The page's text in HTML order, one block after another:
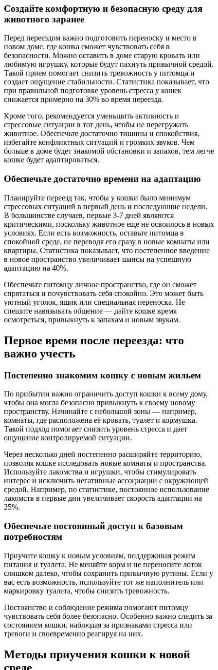
Создайте комфортную и безопасную среду для
животного заранее
Перед переездом важно подготовить переноску и место в
новом доме, где кошка сможет чувствовать себя в
безопасности. Можно оставить в доме старую кровать или
любимую игрушку, которые будут пахнуть привычной средой.
Такой прием помогает снизить тревожность у питомца и
создает ощущение стабильности. Статистика показывает, что
при правильной подготовке уровень стресса у кошек
снижается примерно на 30% во время переезда.
Кроме того, рекомендуется уменьшить активность и
стрессовые ситуации в тот день, чтобы не перегружать
животное. Обеспечьте достаточно тишины и спокойствия,
избегайте конфликтных ситуаций и громких звуков. Чем
больше в доме будет знакомой обстановки и запахов, тем легче
кошке будет адаптироваться.
Обеспечьте достаточно времени на адаптацию
Планируйте переезд так, чтобы у кошки было минимум
стрессовых ситуаций в первый день и последующие недели.
В большинстве случаев, первые 3-7 дней являются
критическими, поскольку животное еще не освоилось в новых
условиях. Если есть возможность, оставьте питомца в
спокойной среде, не переводя его сразу в новые комнаты или
квартиры. Статистика показывает, что постепенное введение
в новое пространство увеличивает шансы на успешную
адаптацию на 40%.
Обеспечьте питомцу личное пространство, где он сможет
спрятаться и почувствовать себя спокойно. Это может быть
уютный уголок, ящик или специальная переноска. Не
спешите навязывать общение — дайте кошке время
осмотреться, привыкнуть к запахам и новым звукам.
Первое время после переезда: что
важно учесть
Постепенно знакомим кошку с новым жильем
По прибытии важно ограничить доступ кошки к всему дому,
чтобы она могла безопасно привыкнуть к своему новому
пространству. Начинайте с небольшой зоны — например,
комнаты, где расположена её кровать, туалет и кормушка.
Такой подход помогает снизить уровень стресса и дает
ощущение контролируемой ситуации.
Через несколько дней постепенно расширяйте территорию,
позволяя кошке исследовать новые комнаты и пространства.
Используйте лакомства и игрушки, чтобы стимулировать
интерес и исключить негативные ассоциации с окружающей
средой. Например, по статистике, постоянное использование
лакомств в первые дни увеличивает скорость адаптации на
25%.
Обеспечьте постоянный доступ к базовым
потребностям
Приучите кошку к новым условиям, поддерживая режим
питания и туалета. Не меняйте корм и не переносите лоток
слишком далеко, чтобы сохранить привычную рутины. Если у
вас есть возможность, используйте тот же наполнитель или
маркировку туалета, чтобы снизить тревожность.
Постоянство и соблюдение режима помогают питомцу
чувствовать себя более безопасно. Особенно важно следить за
состоянием кошки, наблюдая за признаками стресса или
тревоги и своевременно реагируя на них.
Методы приучения кошки к новой
среде